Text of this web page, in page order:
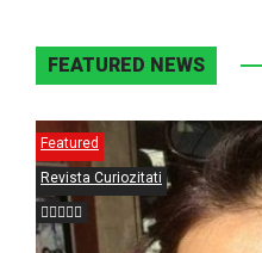
FEATURED NEWS
Featured
Revista Curiozitati